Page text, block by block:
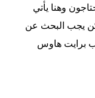
وهنا يأتي
يجب البحث عن
برايت هاوس